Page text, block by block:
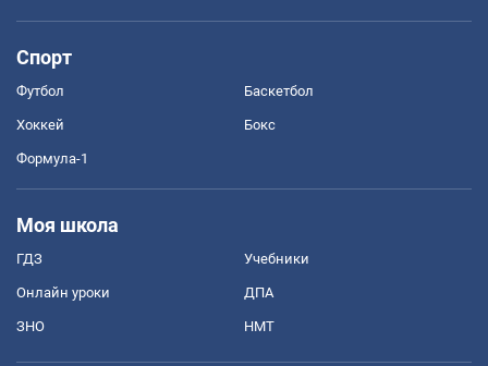
Спорт
Футбол Баскетбол
Хоккей Бокс
Формула-1
Моя школа
ГДЗ Учебники
Онлайн уроки ДПА
ЗНО НМТ